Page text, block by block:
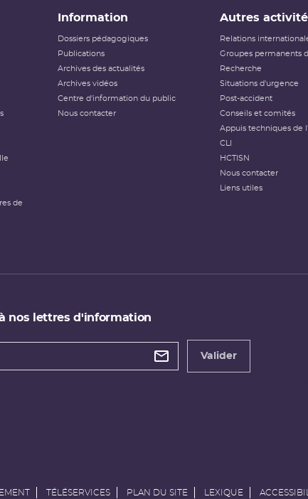
de
Information
Dossiers pédagogiques
Publications
Archives des actualités
Archives vidéos
Centre d'information du public
Nous contacter
Autres
Relations
Groupes permanents
Recherche
Situations d'urgence
Post-accident
Conseils et comités
Appuis techniques de
CLI
HCTISN
Nous contacter
Liens utiles
nos lettres d'information
Valider
TÉLÉSERVICES PLAN DU SITE LEXIQUE